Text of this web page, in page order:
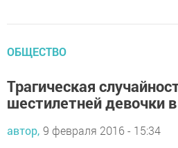
ОБЩЕСТВО
Трагическая
шестилетней девочки
автор, 9 февраля 2016 - 15:34